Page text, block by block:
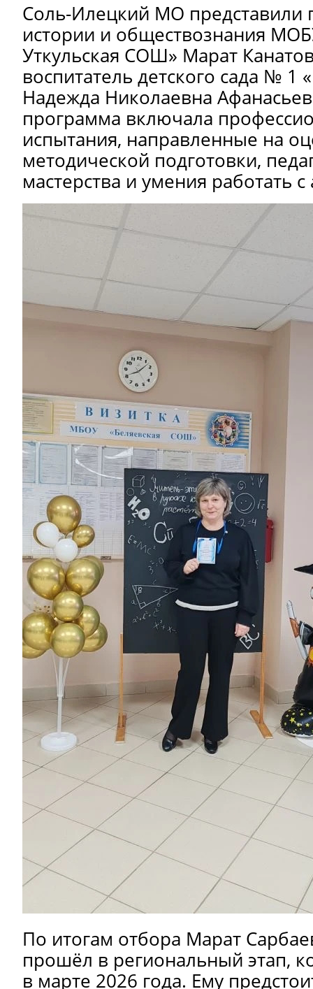
Соль-Илецкий МО представили
истории и обществознания
Уткульская СОШ» Марат
воспитатель детского сада № 1
Надежда Николаевна
программа включала
испытания, направленные на
методической подготовки,
мастерства и умения работать
По итогам отбора Марат
прошёл в региональный этап,
в марте 2026 года. Ему